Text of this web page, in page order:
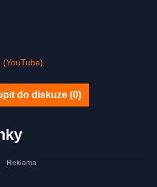
(YouTube)
do diskuze (0)